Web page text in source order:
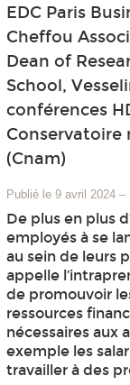
EDC Paris
Cheffou
Dean of
School,
conférences
Conservatoire
(Cnam)
Publié le 9 avril 2024 –
De plus en plus
employés à se
au sein de leurs
appelle
de promouvoir
ressources
nécessaires aux
exemple les
travailler à des